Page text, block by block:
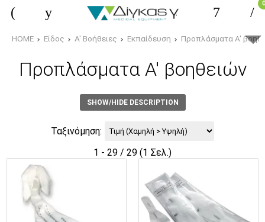
0
HOME Είδος Α' Βοήθειες Εκπαίδευση Προπλάσματα Α'
Προπλάσματα Α' βοηθειών
SHOW/HIDE DESCRIPTION
Ταξινόμηση:
1 - 29 / 29 (1 Σελ.)